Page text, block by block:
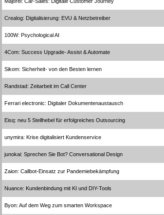
Crealog: Digitalisierung: EVU & Netzbetreiber
100W: Psychological AI
4Com: Success Upgrade- Assist & Automate
Sikom: Sicherheit- von den Besten lernen
Randstad: Zeitarbeit im Call Center
Ferrari electronic: Digitaler Dokumentenaustausch
Eisq: neu 5 Stellhebel für erfolgreiches Outsourcing
unymira: Krise digitalisiert Kundenservice
junokai: Sprechen Sie Bot? Conversational Design
Zaion: Callbot-Einsatz zur Pandemiebekämpfung
Nuance: Kundenbindung mit KI und DIY-Tools
Byon: Auf dem Weg zum smarten Workspace